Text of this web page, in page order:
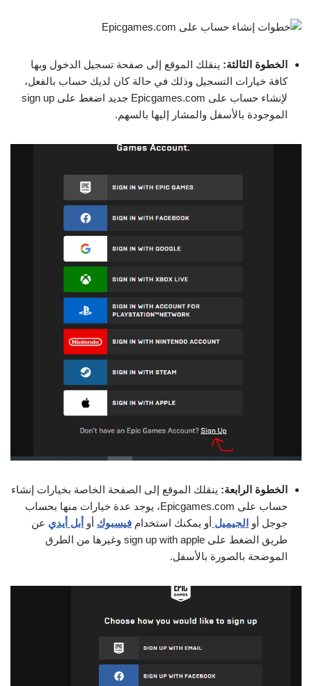
الخطوة الثالثة: ينقلك الموقع إلى صفحة تسجيل الدخول وبها
كافة خيارات التسجيل وذلك في حالة كان لديك حساب بالفعل،
لإنشاء حساب على Epicgames.com جديد اضغط على sign up
الموجودة بالأسفل والمشار إليها بالسهم.
الخطوة الرابعة: ينقلك الموقع إلى الصفحة الخاصة بخيارات إنشاء
حساب على Epicgames.com، يوجد عدة خيارات منها بحساب
جوجل أو الجيميل أو يمكنك استخدام فيسبوك أو أبل أيدي عن
طريق الضغط على sign up with apple وغيرها من الطرق
الموضحة بالصورة بالأسفل.